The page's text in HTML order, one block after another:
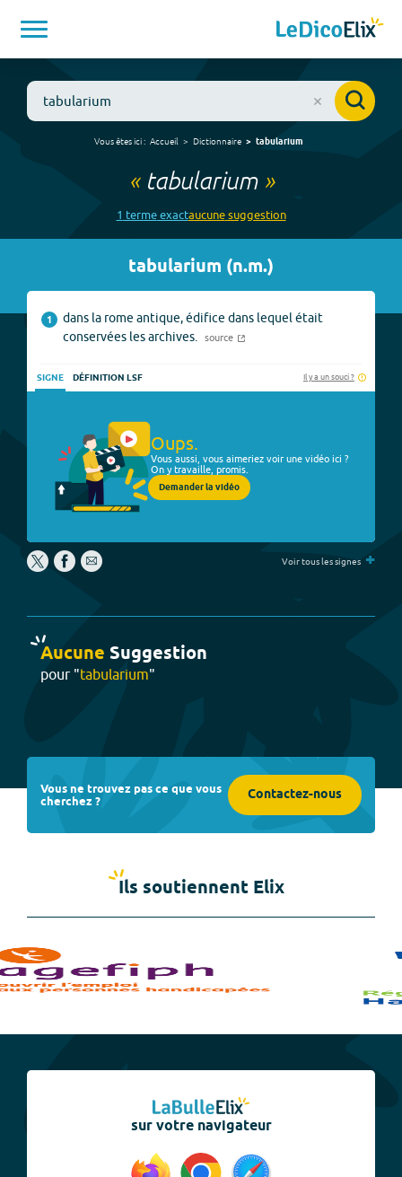
Vous êtes ici : Accueil Dictionnaire tabularium
« tabularium»
1 termeexactaucunesuggestion
tabularium (n.m.)
1
dans la rome antique, édifice dans lequel était
conservées les archives.
source
SIGNE DÉFINITION LSF Il y a un souci ?
Oups.
Vous aussi, vous aimeriez voir une vidéo ici ?
On y travaille, promis.
Demander la vidéo
Voir tous les signes +
Aucune Suggestion
pour "tabularium"
Vous ne trouvez pas ce que vous
cherchez ? Contactez-nous
Ils soutiennent Elix
sur votre navigateur